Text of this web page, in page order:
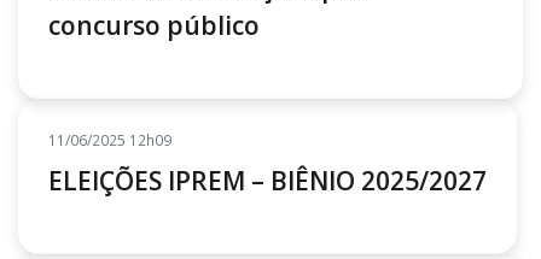
concurso público
11/06/2025 12h09
ELEIÇÕES IPREM – BIÊNIO 2025/2027